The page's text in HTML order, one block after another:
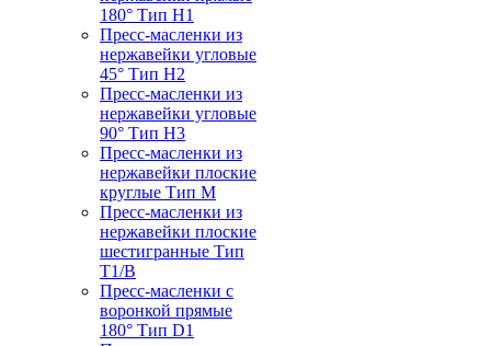
180° Тип H1
Пресс-масленки из
нержавейки угловые
45° Тип H2
Пресс-масленки из
нержавейки угловые
90° Тип H3
Пресс-масленки из
нержавейки плоские
круглые Тип M
Пресс-масленки из
нержавейки плоские
шестигранные Тип
T1/B
Пресс-масленки с
воронкой прямые
180° Тип D1